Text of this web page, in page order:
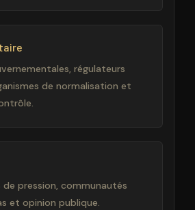
régulateurs
de normalisation et
de pression, communautés
et opinion publique.